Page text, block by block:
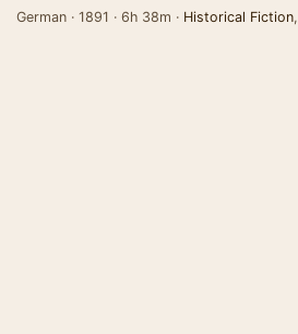
German · 1891 · 6h 38m · Historical Fiction,